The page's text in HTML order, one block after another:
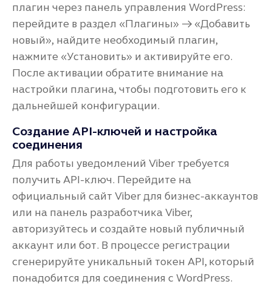
плагин через панель управления WordPress:
перейдите в раздел «Плагины» → «Добавить
новый», найдите необходимый плагин,
нажмите «Установить» и активируйте его.
После активации обратите внимание на
настройки плагина, чтобы подготовить его к
дальнейшей конфигурации.
Создание API-ключей и настройка
соединения
Для работы уведомлений Viber требуется
получить API-ключ. Перейдите на
официальный сайт Viber для бизнес-аккаунтов
или на панель разработчика Viber,
авторизуйтесь и создайте новый публичный
аккаунт или бот. В процессе регистрации
сгенерируйте уникальный токен API, который
понадобится для соединения с WordPress.